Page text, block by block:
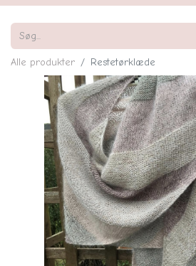
Alle produkter Restetørklæde